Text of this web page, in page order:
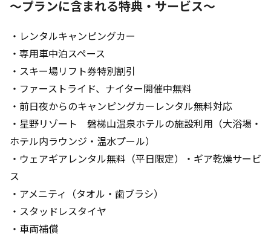
～プランに含まれる特典・サービス～
・レンタルキャンピングカー
・専用車中泊スペース
・スキー場リフト券特別割引
・ファーストライド、ナイター開催中無料
・前日夜からのキャンピングカーレンタル無料対応
・星野リゾート 磐梯山温泉ホテルの施設利用（大浴場・
ホテル内ラウンジ・温水プール）
・ウェアギアレンタル無料（平日限定）・ギア乾燥サービ
ス
・アメニティ（タオル・歯ブラシ）
・スタッドレスタイヤ
・車両補償